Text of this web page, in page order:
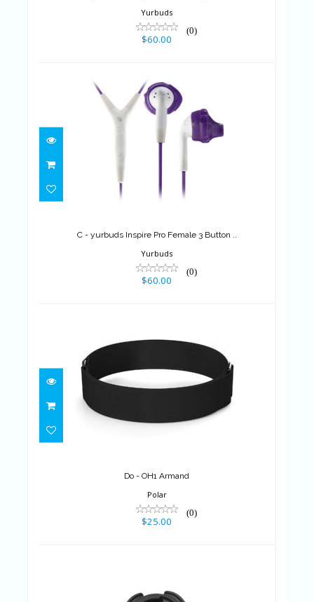
Yurbuds
(0)
$60.00
C - yurbuds Inspire Pro Female
3 Button ..
C - yurbuds Inspire Pro Female 3 Button ..
Yurbuds
(0)
$60.00
Do - OH1 Armand
Do - OH1 Armand
Polar
(0)
$25.00